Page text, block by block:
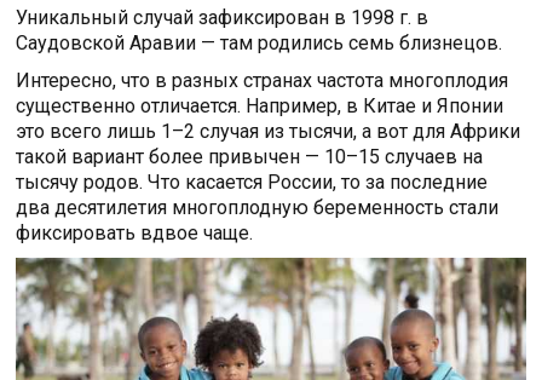
Уникальный случай зафиксирован в 1998 г. в
Саудовской Аравии — там родились семь близнецов.
Интересно, что в разных странах частота многоплодия
существенно отличается. Например, в Китае и Японии
это всего лишь 1–2 случая из тысячи, а вот для Африки
такой вариант более привычен — 10–15 случаев на
тысячу родов. Что касается России, то за последние
два десятилетия многоплодную беременность стали
фиксировать вдвое чаще.